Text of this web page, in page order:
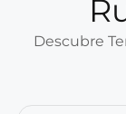
Descubre